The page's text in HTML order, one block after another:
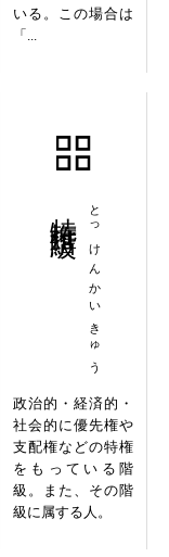
いる。この場合は
「...
とっけんかいきゅう
政治的・経済的・
社会的に優先権や
支配権などの特権
をもっている階
級。また、その階
級に属する人。